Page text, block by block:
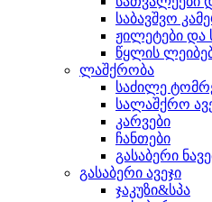
საბავშვო
ჟილეტები და
წყლის
ლაშქრობა
საძილე
სალაშქრო
კარვები
ჩანთები
გასაბერი
გასაბერი ავეჯი
ჯაკუზი&სპა